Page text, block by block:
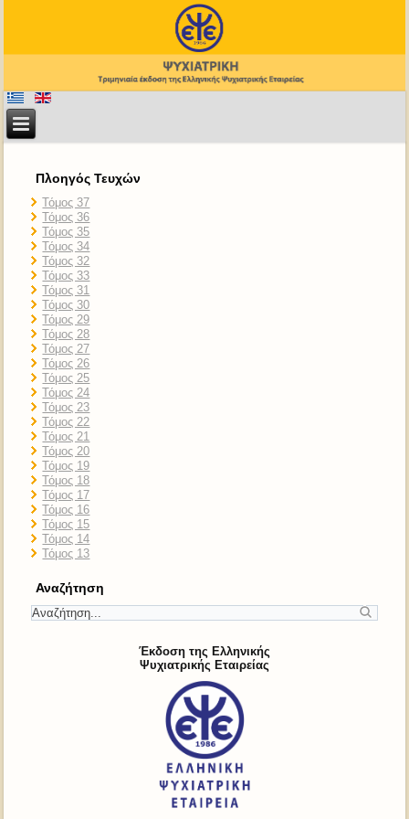
Πλοηγός Τευχών
Τόμος 37
Τόμος 36
Τόμος 35
Τόμος 34
Τόμος 32
Τόμος 33
Τόμος 31
Τόμος 30
Τόμος 29
Τόμος 28
Τόμος 27
Τόμος 26
Τόμος 25
Τόμος 24
Τόμος 23
Τόμος 22
Τόμος 21
Τόμος 20
Τόμος 19
Τόμος 18
Τόμος 17
Τόμος 16
Τόμος 15
Τόμος 14
Τόμος 13
Αναζήτηση
Έκδοση της Ελληνικής
Ψυχιατρικής Εταιρείας